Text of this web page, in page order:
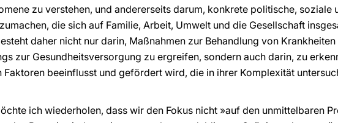
zu verstehen, und andererseits darum, konkrete politische, soziale
die sich auf Familie, Arbeit, Umwelt und die Gesellschaft
daher nicht nur darin, Maßnahmen zur Behandlung von
zur Gesundheitsversorgung zu ergreifen, sondern auch darin, zu
Faktoren beeinflusst und gefördert wird, die in ihrer Komplexität
ich wiederholen, dass wir den Fokus nicht »auf den unmittelbaren